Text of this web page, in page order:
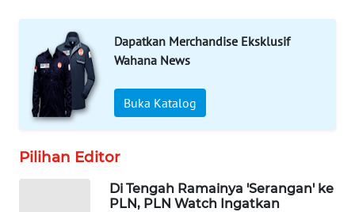
Dapatkan Merchandise Eksklusif
Wahana News
Buka Katalog
Pilihan Editor
Di Tengah Ramainya 'Serangan' ke
PLN, PLN Watch Ingatkan
MKLI
LPKKI
KOPEKLIN